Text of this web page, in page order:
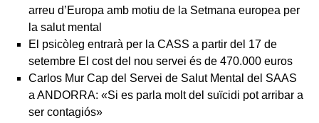
arreu d’Europa amb motiu de la Setmana europea per
la salut mental
El psicòleg entrarà per la CASS a partir del 17 de
setembre El cost del nou servei és de 470.000 euros
Carlos Mur Cap del Servei de Salut Mental del SAAS
a ANDORRA: «Si es parla molt del suïcidi pot arribar a
ser contagiós»